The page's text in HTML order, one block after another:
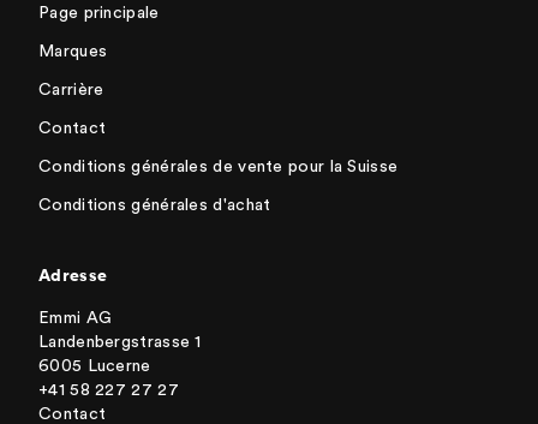
Page principale
Marques
Carrière
Contact
Conditions générales de vente pour la Suisse
Conditions générales d'achat
Adresse
Emmi AG
Landenbergstrasse 1
6005 Lucerne
+41 58 227 27 27
Contact